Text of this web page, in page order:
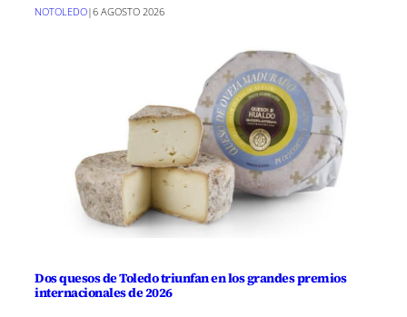
NOTOLEDO|6 AGOSTO 2026
Dos quesos de Toledo triunfan en los grandes premios
internacionales de 2026